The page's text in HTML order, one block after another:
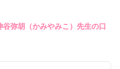
弥胡（かみやみこ）先生の口